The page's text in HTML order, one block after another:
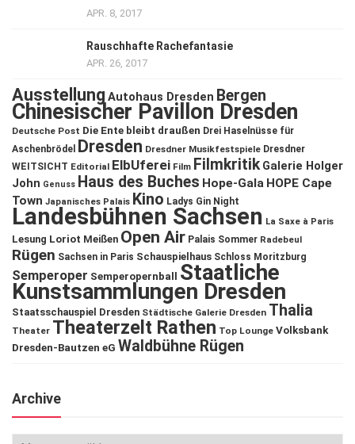
APR. 8, 2017
Rauschhafte Rachefantasie
APR. 26, 2017
Ausstellung Autohaus Dresden Bergen
Chinesischer Pavillon Dresden
Deutsche Post Die Ente bleibt draußen Drei Haselnüsse für
Aschenbrödel
Dresden Dresdner Musikfestspiele Dresdner
WEITSICHT Editorial ElbUferei Film Filmkritik Galerie Holger
John Genuss Haus des Buches Hope-Gala HOPE Cape
Town Japanisches Palais Kino Ladys Gin Night
Landesbühnen Sachsen La Saxe à Paris
Lesung Loriot Meißen Open Air Palais Sommer Radebeul
Rügen Sachsen in Paris Schauspielhaus Schloss Moritzburg
Semperoper Semperopernball Staatliche
Kunstsammlungen Dresden
Staatsschauspiel Dresden Städtische Galerie Dresden Thalia
Theater Theaterzelt Rathen Top Lounge Volksbank
Dresden-Bautzen eG Waldbühne Rügen
Archive